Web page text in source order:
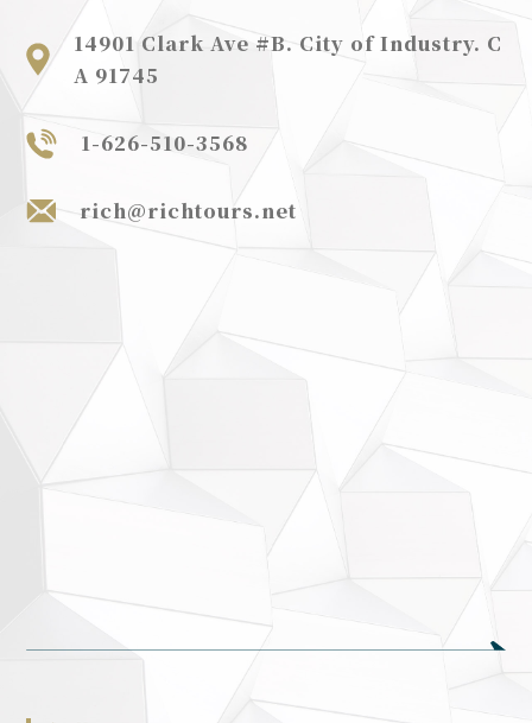
最新消息
徵才訊息
合作夥伴
媒體報導
14901 Clark Ave #B. City of Industry. C
A 91745
1-626-510-3568
rich@richtours.net